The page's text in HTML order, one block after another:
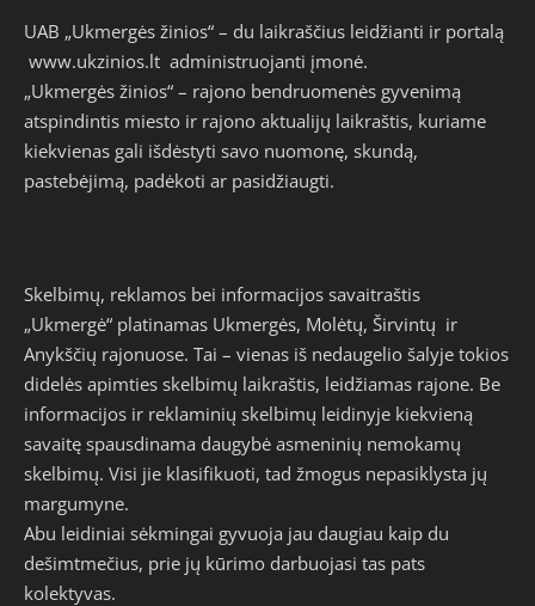
UAB „Ukmergės žinios“ – du laikraščius leidžianti ir portalą
www.ukzinios.lt administruojanti įmonė.
„Ukmergės žinios“ – rajono bendruomenės gyvenimą
atspindintis miesto ir rajono aktualijų laikraštis, kuriame
kiekvienas gali išdėstyti savo nuomonę, skundą,
pastebėjimą, padėkoti ar pasidžiaugti.
Skelbimų, reklamos bei informacijos savaitraštis
„Ukmergė“ platinamas Ukmergės, Molėtų, Širvintų ir
Anykščių rajonuose. Tai – vienas iš nedaugelio šalyje tokios
didelės apimties skelbimų laikraštis, leidžiamas rajone. Be
informacijos ir reklaminių skelbimų leidinyje kiekvieną
savaitę spausdinama daugybė asmeninių nemokamų
skelbimų. Visi jie klasifikuoti, tad žmogus nepasiklysta jų
margumyne.
Abu leidiniai sėkmingai gyvuoja jau daugiau kaip du
dešimtmečius, prie jų kūrimo darbuojasi tas pats
kolektyvas.